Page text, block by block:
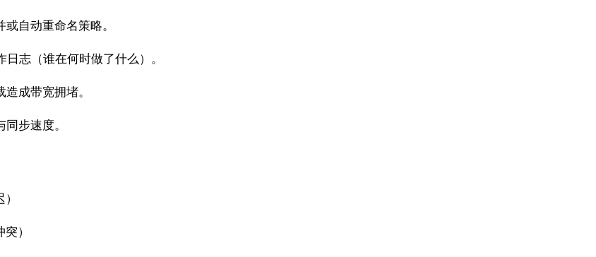
自动重命名策略。
志（谁在何时做了什么）。
成带宽拥堵。
步速度。
）